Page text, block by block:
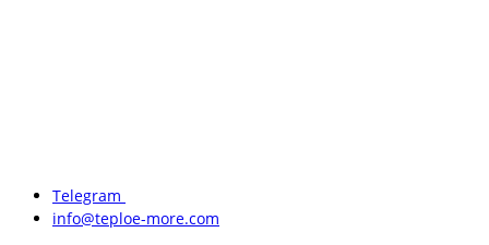
Telegram
info@teploe-more.com